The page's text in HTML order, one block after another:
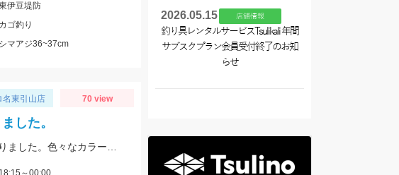
伊豆堤防
カゴ釣り
シマアジ36~37cm
名東引山店 70 view
した。
18:15～00:00
2026.05.15 店舗情報
釣り具レンタルサービスTsulikali 年間
サブスクプラン会員受付終了のお知
らせ